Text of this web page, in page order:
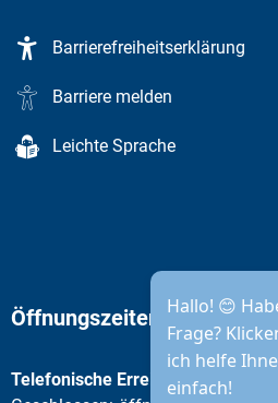
Barrierefreiheitserklärung
Barriere melden
Leichte Sprache
Hallo! 😊
Frage?
ich helfe
einfach!
Öffnungszeiten
Telefonische Erreichbarkeit